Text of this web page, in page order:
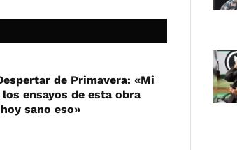
de Primavera: «Mi
ensayos de esta obra
sano eso»